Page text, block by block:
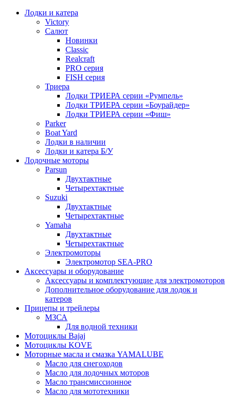
Лодки и катера
Victory
Салют
Новинки
Classic
Realcraft
PRO серия
FISH серия
Триера
Лодки ТРИЕРА серии «Румпель»
Лодки ТРИЕРА серии «Боурайдер»
Лодки ТРИЕРА серии «Фиш»
Parker
Boat Yard
Лодки в наличии
Лодки и катера Б/У
Лодочные моторы
Parsun
Двухтактные
Четырехтактные
Suzuki
Двухтактные
Четырехтактные
Yamaha
Двухтактные
Четырехтактные
Электромоторы
Электромотор SEA-PRO
Аксессуары и оборудование
Аксессуары и комплектующие для электромоторов
Дополнительное оборудование для лодок и
катеров
Прицепы и трейлеры
МЗСА
Для водной техники
Мотоциклы Bajaj
Мотоциклы KOVE
Моторные масла и смазка YAMALUBE
Масло для снегоходов
Масло для лодочных моторов
Масло трансмиссионное
Масло для мототехники